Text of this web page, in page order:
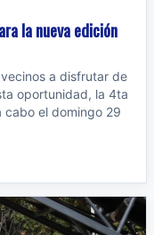
la nueva edición
a disfrutar de
oportunidad, la 4ta
cabo el domingo 29